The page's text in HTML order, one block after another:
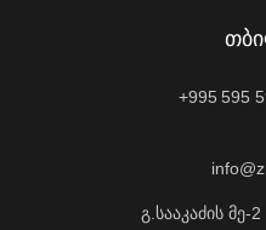
+995 595
გ.სააკაძის